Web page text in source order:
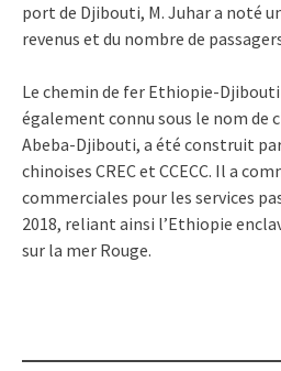
port de Djibouti, M. Juhar a noté
revenus et du nombre de
Le chemin de fer Ethiopie-
également connu sous le nom de
Abeba-Djibouti, a été construit
chinoises CREC et CCECC. Il a
commerciales pour les services
2018, reliant ainsi l’Ethiopie
sur la mer Rouge.